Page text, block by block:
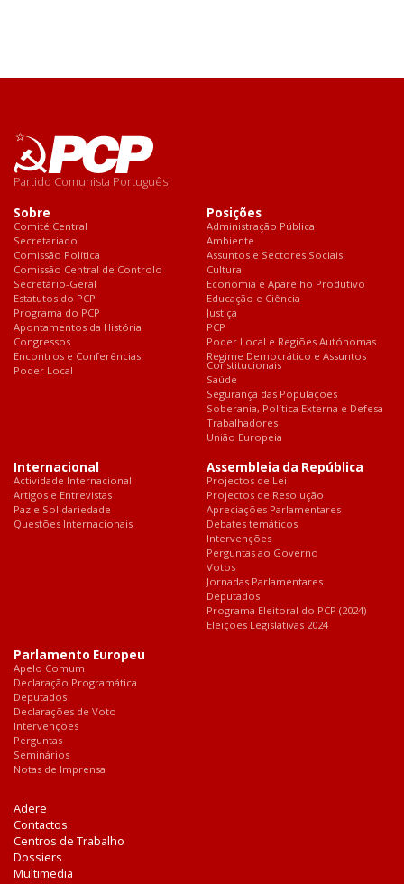
Partido Comunista Português
Sobre
Comité Central
Secretariado
Comissão Política
Comissão Central de Controlo
Secretário-Geral
Estatutos do PCP
Programa do PCP
Apontamentos da História
Congressos
Encontros e Conferências
Poder Local
Posições
Administração Pública
Ambiente
Assuntos e Sectores Sociais
Cultura
Economia e Aparelho Produtivo
Educação e Ciência
Justiça
PCP
Poder Local e Regiões Autónomas
Regime Democrático e Assuntos
Constitucionais
Saúde
Segurança das Populações
Soberania, Política Externa e Defesa
Trabalhadores
União Europeia
Internacional
Actividade Internacional
Artigos e Entrevistas
Paz e Solidariedade
Questões Internacionais
Assembleia da República
Projectos de Lei
Projectos de Resolução
Apreciações Parlamentares
Debates temáticos
Intervenções
Perguntas ao Governo
Votos
Jornadas Parlamentares
Deputados
Programa Eleitoral do PCP (2024)
Eleições Legislativas 2024
Parlamento Europeu
Apelo Comum
Declaração Programática
Deputados
Declarações de Voto
Intervenções
Perguntas
Seminários
Notas de Imprensa
Adere
Contactos
Centros de Trabalho
Dossiers
Multimedia